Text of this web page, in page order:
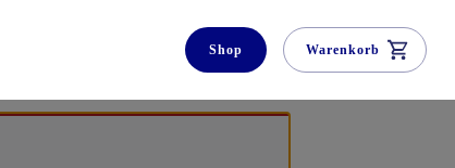
Shop Warenkorb